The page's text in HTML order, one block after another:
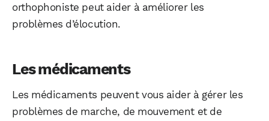
orthophoniste peut aider à améliorer les
problèmes d’élocution.
Les médicaments
Les médicaments peuvent vous aider à gérer les
problèmes de marche, de mouvement et de